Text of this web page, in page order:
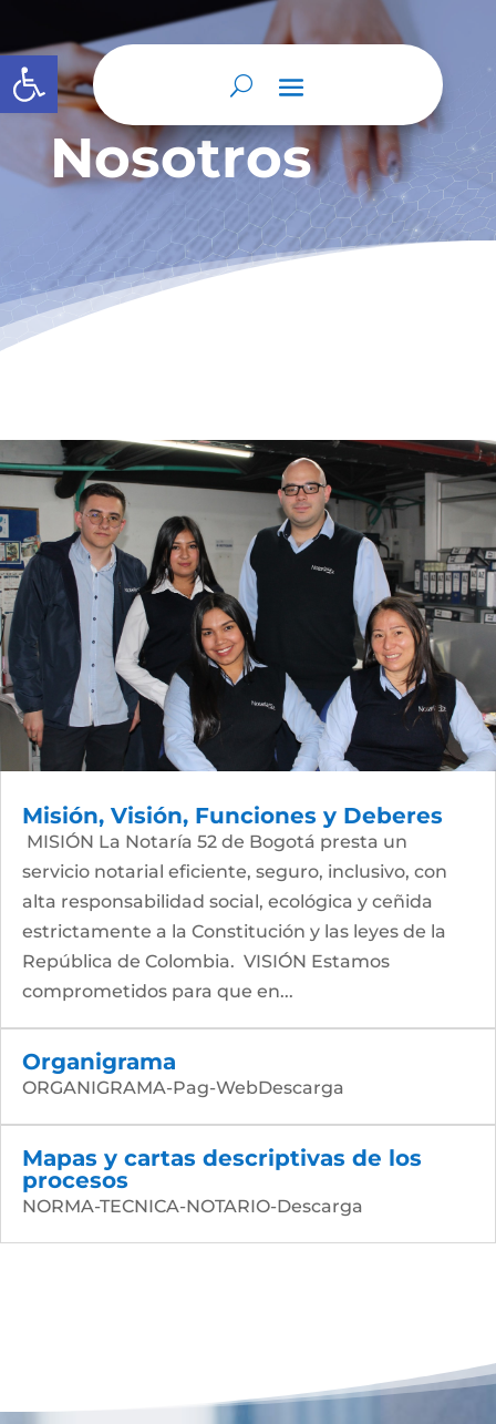
Abrir barra de herramientas
Nosotros
Misión, Visión, Funciones y Deberes
MISIÓN La Notaría 52 de Bogotá presta un
servicio notarial eficiente, seguro, inclusivo, con
alta responsabilidad social, ecológica y ceñida
estrictamente a la Constitución y las leyes de la
República de Colombia. VISIÓN Estamos
comprometidos para que en...
Organigrama
ORGANIGRAMA-Pag-WebDescarga
Mapas y cartas descriptivas de los
procesos
NORMA-TECNICA-NOTARIO-Descarga